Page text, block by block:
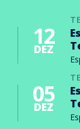
12
DEZ
05
DEZ